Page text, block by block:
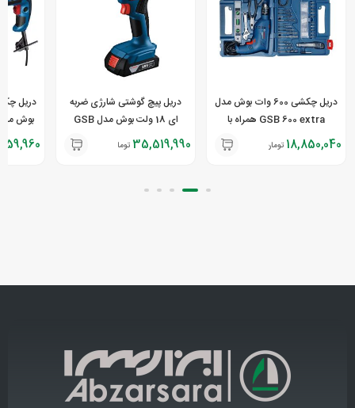
دریل چکشی 600 وات بوش مدل
GSB 600 extra همراه با
متعلقات18,850,040 تومان
دریل پیچ گوشتی شارژی ضربه
ای 18 ولت بوش مدل GSB
183-LI35,519,990 تومان